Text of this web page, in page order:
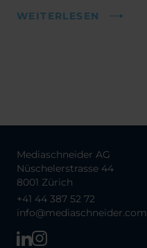
WEITERLESEN
Mediaschneider AG
Nüschelerstrasse 44
8001 Zürich
+41 44 387 52 72
info@mediaschneider.com